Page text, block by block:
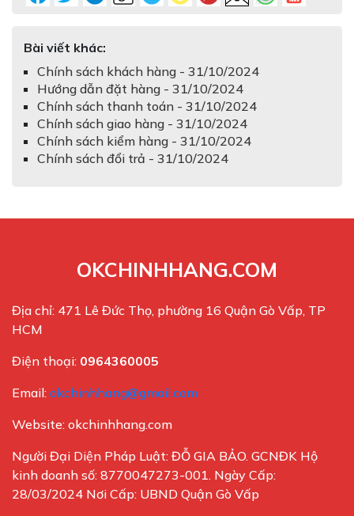
Bài viết khác:
Chính sách khách hàng - 31/10/2024
Hướng dẫn đặt hàng - 31/10/2024
Chính sách thanh toán - 31/10/2024
Chính sách giao hàng - 31/10/2024
Chính sách kiểm hàng - 31/10/2024
Chính sách đổi trả - 31/10/2024
OKCHINHHANG.COM
Địa chỉ: 471 Lê Đức Thọ, phường 16 Quận Gò Vấp, TP
HCM
Điện thoại: 0964360005
Email: okchinhhang@gmail.com
Website: okchinhhang.com
Người Đại Diện Pháp Luật: ĐỖ GIA BẢO. GCNĐK Hộ
kinh doanh số: 8770047273-001. Ngày Cấp:
28/03/2024 Nơi Cấp: UBND Quận Gò Vấp